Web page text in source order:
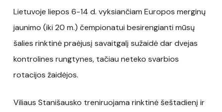
Lietuvoje liepos 6-14 d. vyksiančiam Europos merginų
jaunimo (iki 20 m.) čempionatui besirengianti mūsų
šalies rinktinė praėjusį savaitgalį sužaidė dar dvejas
kontrolines rungtynes, tačiau neteko svarbios
rotacijos žaidėjos.
Viliaus Stanišausko treniruojama rinktinė šeštadienį ir